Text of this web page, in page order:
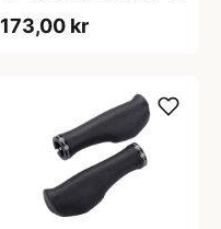
173,00 kr